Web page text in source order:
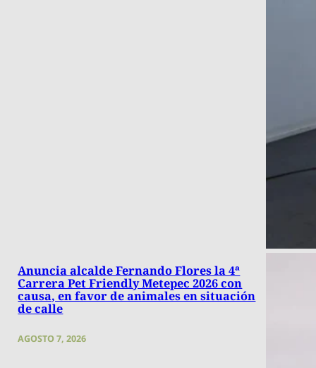
Anuncia alcalde Fernando Flores la 4ª
Carrera Pet Friendly Metepec 2026 con
causa, en favor de animales en situación
de calle
AGOSTO 7, 2026